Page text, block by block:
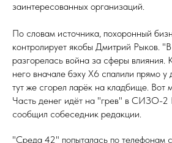
заинтересованных организаций.
По словам источника, похоронный
контролирует якобы Дмитрий Рыков.
разгорелась война за сферы влияния.
него вначале бэху X6 спалили прямо
тут же сгорел ларёк на кладбище. Вот
Часть денег идёт на "грев" в СИЗО-2
сообщил собеседник редакции.
"Среда 42" попыталась по телефонам